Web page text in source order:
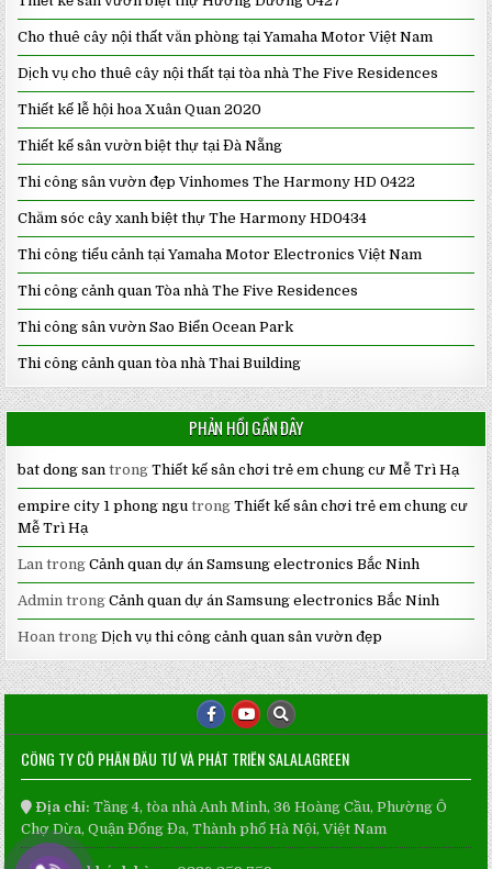
Cho thuê cây nội thất văn phòng tại Yamaha Motor Việt Nam
Dịch vụ cho thuê cây nội thất tại tòa nhà The Five Residences
Thiết kế lễ hội hoa Xuân Quan 2020
Thiết kế sân vườn biệt thự tại Đà Nẵng
Thi công sân vườn đẹp Vinhomes The Harmony HD 0422
Chăm sóc cây xanh biệt thự The Harmony HD0434
Thi công tiểu cảnh tại Yamaha Motor Electronics Việt Nam
Thi công cảnh quan Tòa nhà The Five Residences
Thi công sân vườn Sao Biển Ocean Park
Thi công cảnh quan tòa nhà Thai Building
PHẢN HỒI GẦN ĐÂY
bat dong san trongThiết kế sân chơi trẻ em chung cư Mễ Trì Hạ
empire city 1 phong ngu trongThiết kế sân chơi trẻ em chung cư
Mễ Trì Hạ
Lan trongCảnh quan dự án Samsung electronics Bắc Ninh
Admin trongCảnh quan dự án Samsung electronics Bắc Ninh
Hoan trongDịch vụ thi công cảnh quan sân vườn đẹp
CÔNG TY CỔ PHẦN ĐẦU TƯ VÀ PHÁT TRIỂN SALALAGREEN
Địa chỉ: Tầng 4, tòa nhà Anh Minh, 36 Hoàng Cầu, Phường Ô
Chợ Dừa, Quận Đống Đa, Thành phố Hà Nội, Việt Nam